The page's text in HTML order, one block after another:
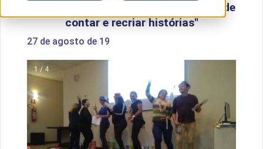
Pedagogia Uniube realiza curso "Arte de
contar e recriar histórias"
27 de agosto de 19
1 / 4